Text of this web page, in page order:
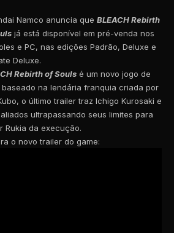
Namco anuncia que BLEACH Rebirth
já está disponível em pré-venda nos
e PC, nas edições Padrão, Deluxe e
Deluxe.
Rebirth of Souls é um novo jogo de
baseado na lendária franquia criada por
o último trailer traz Ichigo Kurosaki e
ultrapassando seus limites para
Rukia da execução.
o novo trailer do game: